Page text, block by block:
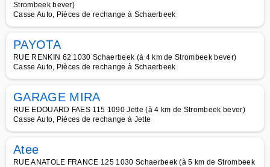
Strombeek bever)
Casse Auto, Pièces de rechange à Schaerbeek
PAYOTA
RUE RENKIN 62 1030 Schaerbeek (à 4 km de Strombeek bever)
Casse Auto, Pièces de rechange à Schaerbeek
GARAGE MIRA
RUE EDOUARD FAES 115 1090 Jette (à 4 km de Strombeek bever)
Casse Auto, Pièces de rechange à Jette
Atee
RUE ANATOLE FRANCE 125 1030 Schaerbeek (à 5 km de Strombeek